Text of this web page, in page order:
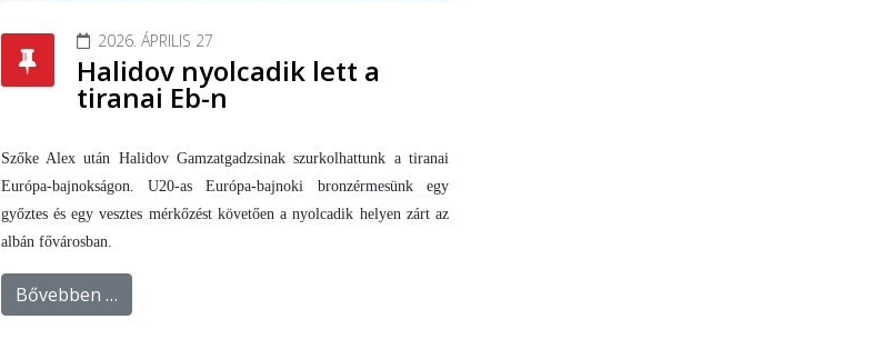
2026. ÁPRILIS 27
Halidov nyolcadik lett a
tiranai Eb-n
Szőke Alex után Halidov Gamzatgadzsinak szurkolhattunk a tiranai
Európa-bajnokságon. U20-as Európa-bajnoki bronzérmesünk egy
győztes és egy vesztes mérkőzést követően a nyolcadik helyen zárt az
albán fővárosban.
Bővebben …